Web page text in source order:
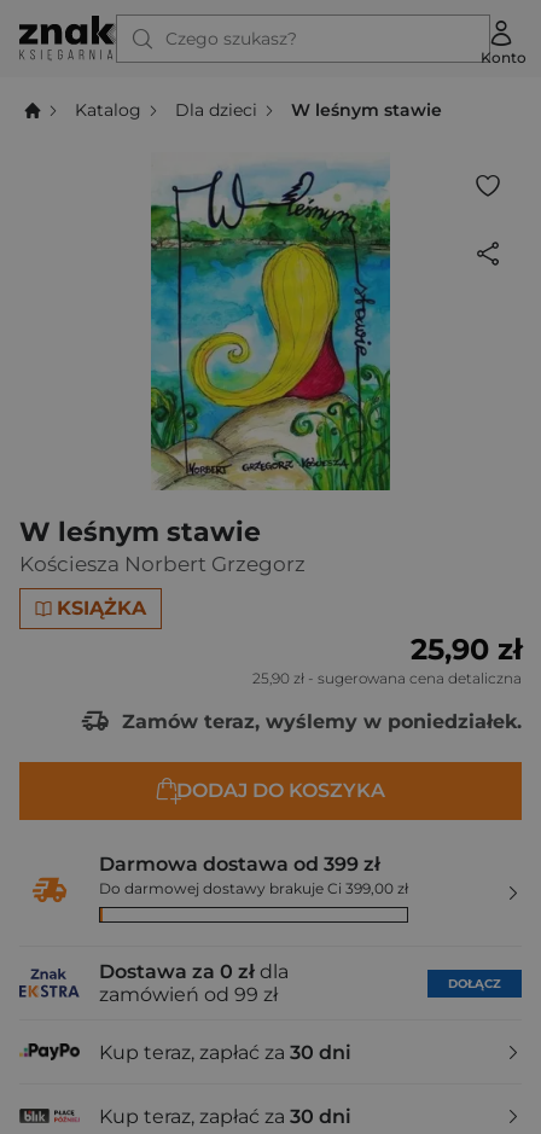
Czego szukasz?
Konto
Katalog Dla dzieci W leśnym stawie
W leśnym stawie
Kościesza Norbert Grzegorz
KSIĄŻKA
25,90 zł
25,90 zł - sugerowana cena detaliczna
Zamów teraz, wyślemy w poniedziałek.
DODAJ DO KOSZYKA
Darmowa dostawa od 399 zł
Do darmowej dostawy brakuje Ci 399,00 zł
Dostawa za 0 zł dla
zamówień od 99 zł
DOŁĄCZ
Kup teraz, zapłać za 30 dni
Kup teraz, zapłać za 30 dni